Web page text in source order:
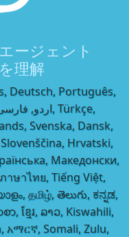
ージェント
理解
Hrvatski,
Македонски,
าษาไทย, Tiếng Việt,
தமிழ், తెలుగు, ಕನ್ನಡ,
ာ, ខ្មែរ, ລາວ, Kiswahili,
አማርኛ, Somali, Zulu,